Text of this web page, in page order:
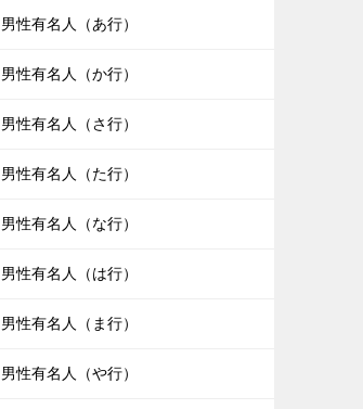
男性有名人（あ行）
男性有名人（か行）
男性有名人（さ行）
男性有名人（た行）
男性有名人（な行）
男性有名人（は行）
男性有名人（ま行）
男性有名人（や行）